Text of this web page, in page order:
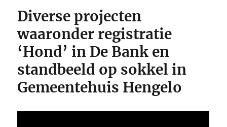
Diverse projecten
waaronder registratie
‘Hond’ in De Bank en
standbeeld op sokkel in
Gemeentehuis Hengelo